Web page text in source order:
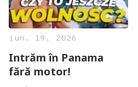
iun. 19, 2026
Intrăm în Panama
fără motor!